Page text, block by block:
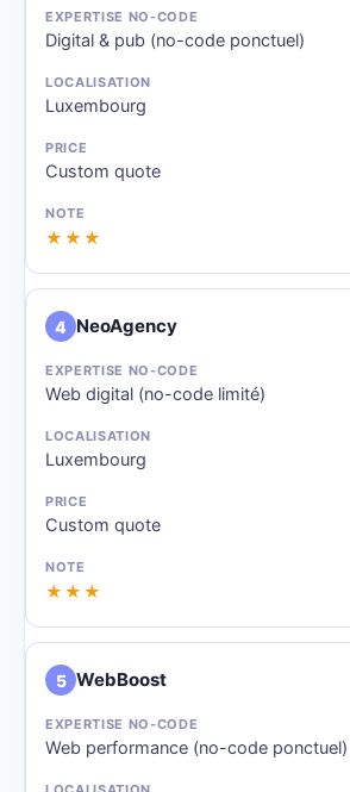
Digital & pub (no-code ponctuel)
Luxembourg
Custom quote
★★★
4 NeoAgency
Web digital (no-code limité)
Luxembourg
Custom quote
★★★
5 WebBoost
Web performance (no-code ponctuel)